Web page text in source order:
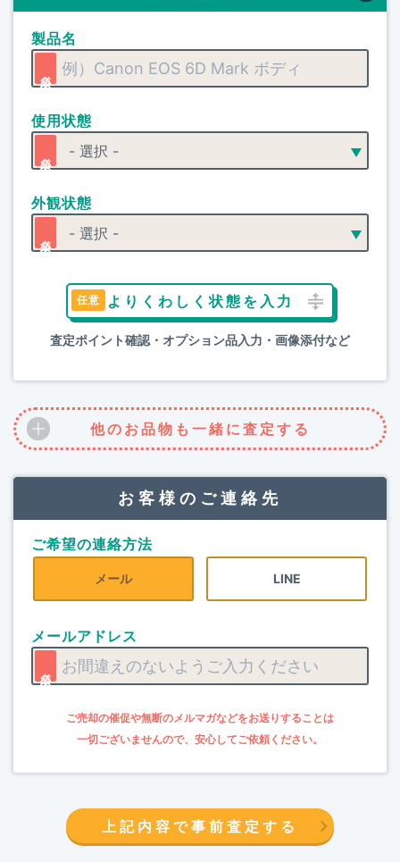
製品名
使用状態
外観状態
よりくわしく状態を入力
査定ポイント確認・オプション品入力・画像添付など
他のお品物も一緒に査定する
お客様のご連絡先
ご希望の連絡方法
メール LINE
メールアドレス
上記内容で事前査定する